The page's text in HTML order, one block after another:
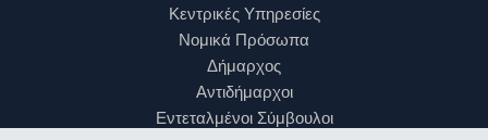
Κεντρικές Υπηρεσίες
Νομικά Πρόσωπα
Δήμαρχος
Αντιδήμαρχοι
Εντεταλμένοι Σύμβουλοι